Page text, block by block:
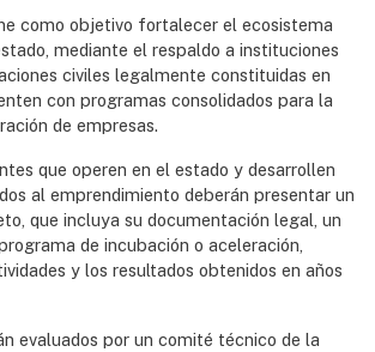
como objetivo fortalecer el ecosistema
mediante el respaldo a instituciones
civiles legalmente constituidas en
con programas consolidados para la
de empresas.
que operen en el estado y desarrollen
al emprendimiento deberán presentar un
que incluya su documentación legal, un
de incubación o aceleración,
y los resultados obtenidos en años
evaluados por un comité técnico de la